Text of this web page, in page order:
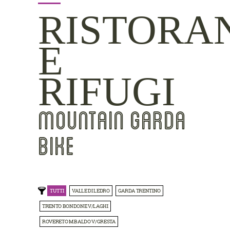
E
RIFUGI
MOUNTAIN GARDA
BIKE
TUTTI VALLE DI LEDRO GARDA TRENTINO
TRENTO BONDONE V/LAGHI
ROVERETO M.BALDO V/GRESTA